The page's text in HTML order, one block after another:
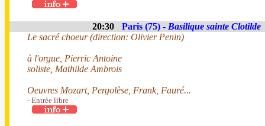
20:30 Paris (75) - Basilique sainte Clotilde
Le sacré choeur (direction: Olivier Penin)
à l'orgue, Pierric Antoine
soliste, Mathilde Ambrois
Oeuvres Mozart, Pergolèse, Frank, Fauré...
- Entrée libre